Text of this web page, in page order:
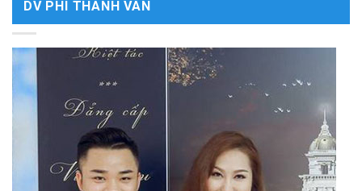
DV PHI THANH VÂN